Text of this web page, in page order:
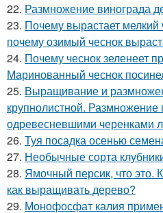
22. Размножение винограда
23. Почему вырастает
почему озимый чеснок
24. Почему чеснок зеленеет
Маринованный чеснок
25. Выращивание и
крупнолистной. Размножение
одревесневшими черенками
26. Туя посадка осенью
27. Необычные сорта
28. Ямочный персик, что это.
как выращивать дерево?
29. Монофосфат калия